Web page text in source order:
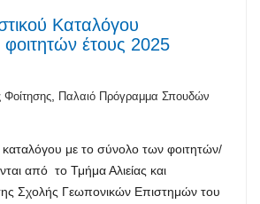
Καταλόγου
έτους 2025
Φοίτησης
Παλαιό Πρόγραμμα Σπουδών
καταλόγου με το σύνολο των φοιτητών/
από το Τμήμα Αλιείας και
Σχολής Γεωπονικών Επιστημών του